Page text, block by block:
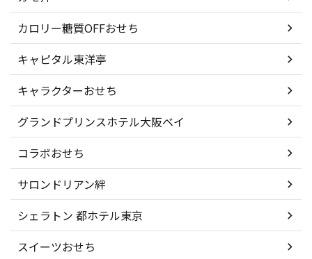
カロリー糖質OFFおせち
キャピタル東洋亭
キャラクターおせち
グランドプリンスホテル大阪ベイ
コラボおせち
サロンドリアン絆
シェラトン 都ホテル東京
スイーツおせち